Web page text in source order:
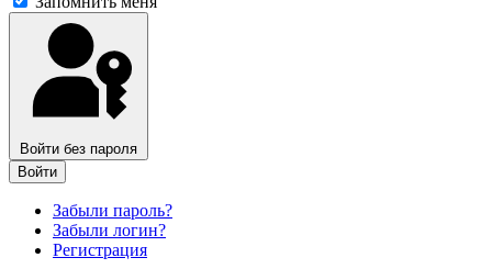
Войти без пароля
Войти
Забыли пароль?
Забыли логин?
Регистрация